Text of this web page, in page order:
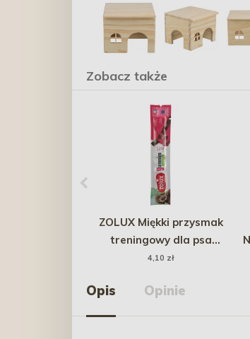
Zobacz także
ZOLUX Miękki przysmak
treningowy dla psa
pałeczka Yummies
4,10 zł
Opis Opinie